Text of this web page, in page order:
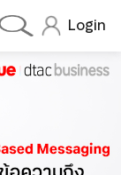
Login